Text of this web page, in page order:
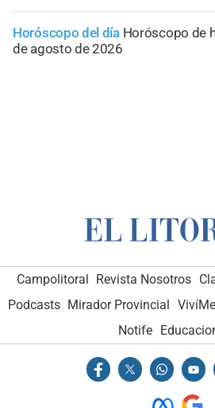
Horóscopo del día Horóscopo de
de agosto de 2026
Campolitoral Revista Nosotros
Podcasts Mirador Provincial
Notife